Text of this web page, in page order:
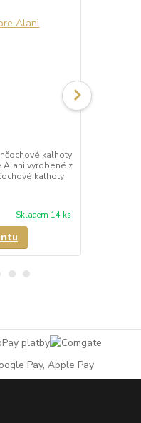
kalhoty
Alani vyrobené z
kalhoty
Skladem 14 ks